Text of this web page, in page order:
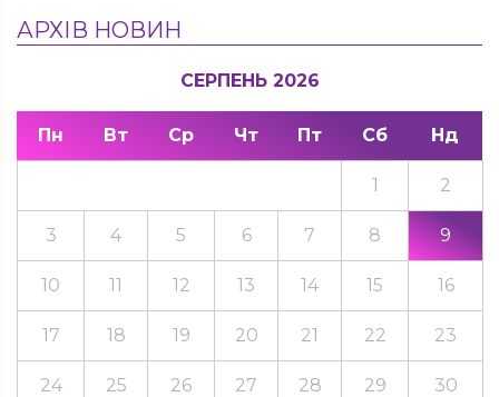
АРХІВ НОВИН
СЕРПЕНЬ 2026
Пн Вт Ср Чт Пт Сб Нд
1 2
3 4 5 6 7 8 9
10 11 12 13 14 15 16
17 18 19 20 21 22 23
24 25 26 27 28 29 30